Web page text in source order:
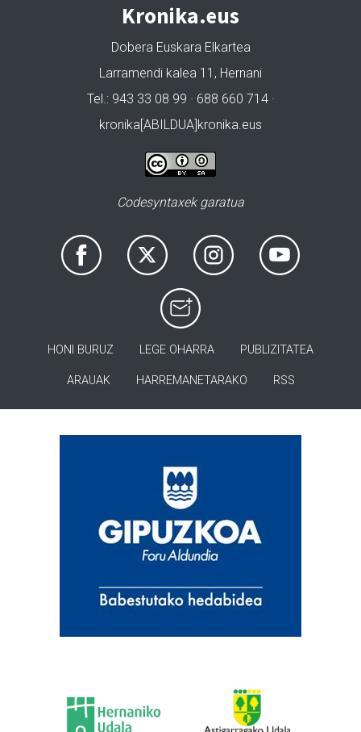
Kronika.eus
Dobera Euskara Elkartea
Larramendi kalea 11, Hernani
Tel.: 943 33 08 99 · 688 660 714 ·
kronika[ABILDUA]kronika.eus
Codesyntaxek garatua
HONI BURUZ LEGE OHARRA PUBLIZITATEA
ARAUAK HARREMANETARAKO RSS